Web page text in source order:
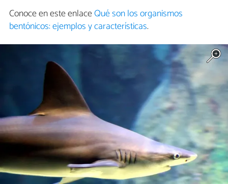
Conoce en este enlaceQué son los organismos
bentónicos: ejemplos y características.